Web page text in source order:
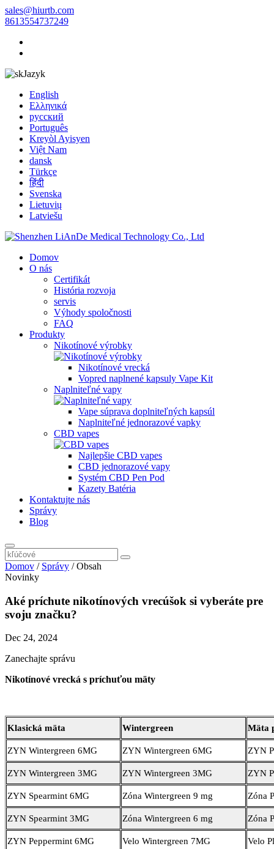
sales@hiurtb.com
8613554737249
Jazyk
English
Ελληνικά
русский
Português
Kreyòl Ayisyen
Việt Nam
dansk
Türkçe
हिंदी
Svenska
Lietuvių
Latviešu
Domov
O nás
Certifikát
História rozvoja
servis
Výhody spoločnosti
FAQ
Produkty
Nikotínové výrobky
Nikotínové vrecká
Vopred naplnené kapsuly Vape Kit
Naplniteľné vapy
Vape súprava doplniteľných kapsúl
Naplniteľné jednorazové vapky
CBD vapes
Najlepšie CBD vapes
CBD jednorazové vapy
Systém CBD Pen Pod
Kazety Batéria
Kontaktujte nás
Správy
Blog
Domov / Správy /Obsah
Novinky
Aké príchute nikotínových vrecúšok si vyberáte pre
svoju značku?
Dec 24, 2024
Zanechajte správu
Nikotínové vrecká s príchuťou mäty
Klasická mäta Wintergreen Mäta
ZYN Wintergreen 6MG ZYN Wintergreen 6MG ZYN
ZYN Wintergreen 3MG ZYN Wintergreen 3MG ZYN
ZYN Spearmint 6MG Zóna Wintergreen 9 mg Zóna
ZYN Spearmint 3MG Zóna Wintergreen 6 mg Zóna
ZYN Peppermint 6MG Velo Wintergreen 7MG Velo